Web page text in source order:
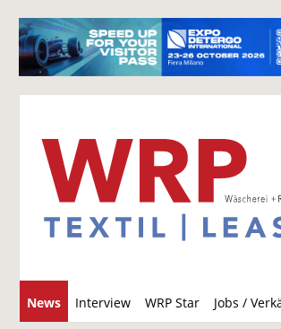
News Interview WRP Star Jobs /